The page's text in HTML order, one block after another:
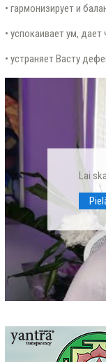
• гармонизирует и
• успокаивает ум,
• устраняет Васту
Lai